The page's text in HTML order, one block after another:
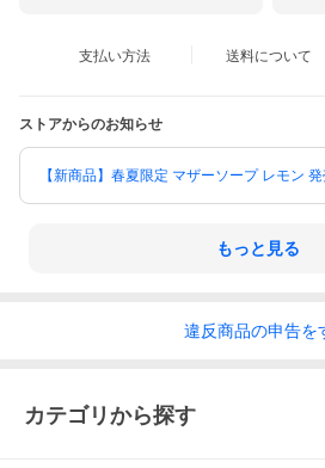
長い年月の間、産地で毎日作られている
いやすい大きさ、使いやすい量、近くに
ジにリデザイン。毎日使いたいアイテム
愛されるものにはどれも理由があり、暮
のなど、“使う”ということを考えて作
・食べ物ではありません。特に乳幼児の
・パッケージは予告なく変更する場合が
支払い方法 送料について
ストアからのお知らせ
【新商品】春夏限定 マザーソープ レモン 発
もっと見る
違反商品の申告を
カテゴリから探す